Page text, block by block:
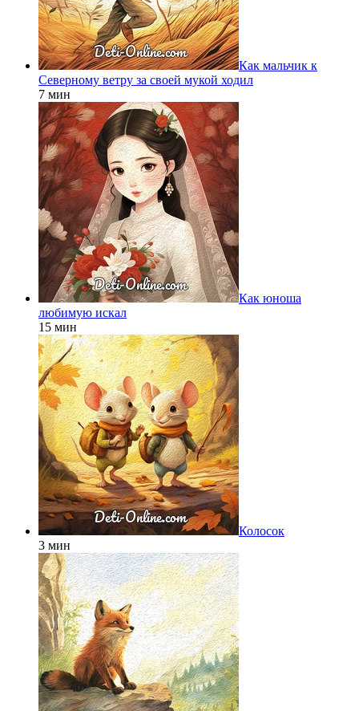
Как мальчик к
Северному ветру за своей мукой ходил
7 мин
Как юноша
любимую искал
15 мин
Колосок
3 мин